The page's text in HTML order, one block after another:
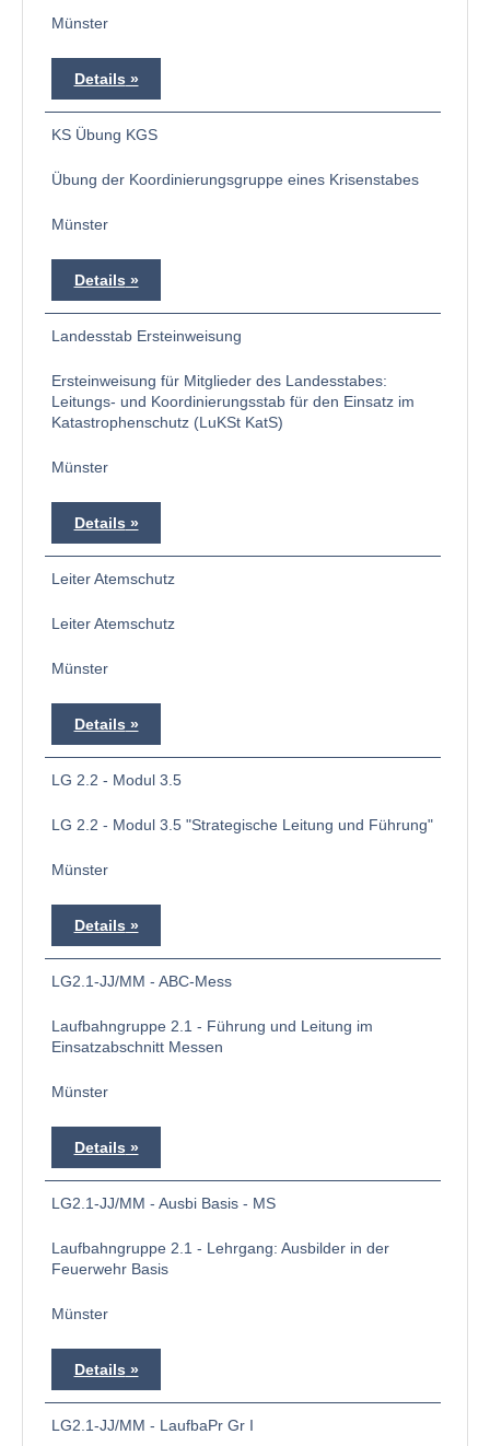
Münster
Details
KS Übung KGS
Übung der Koordinierungsgruppe eines Krisenstabes
Münster
Details
Landesstab Ersteinweisung
Ersteinweisung für Mitglieder des Landesstabes:
Leitungs- und Koordinierungsstab für den Einsatz im
Katastrophenschutz (LuKSt KatS)
Münster
Details
Leiter Atemschutz
Leiter Atemschutz
Münster
Details
LG 2.2 - Modul 3.5
LG 2.2 - Modul 3.5 "Strategische Leitung und Führung"
Münster
Details
LG2.1-JJ/MM - ABC-Mess
Laufbahngruppe 2.1 - Führung und Leitung im
Einsatzabschnitt Messen
Münster
Details
LG2.1-JJ/MM - Ausbi Basis - MS
Laufbahngruppe 2.1 - Lehrgang: Ausbilder in der
Feuerwehr Basis
Münster
Details
LG2.1-JJ/MM - LaufbaPr Gr I